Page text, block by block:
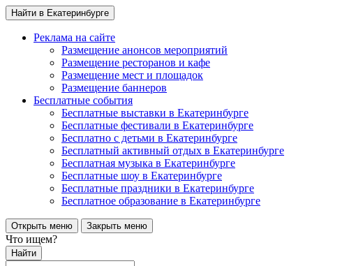
Найти в Екатеринбурге
Реклама на сайте
Размещение анонсов мероприятий
Размещение ресторанов и кафе
Размещение мест и площадок
Размещение баннеров
Бесплатные события
Бесплатные выставки в Екатеринбурге
Бесплатные фестивали в Екатеринбурге
Бесплатно с детьми в Екатеринбурге
Бесплатный активный отдых в Екатеринбурге
Бесплатная музыка в Екатеринбурге
Бесплатные шоу в Екатеринбурге
Бесплатные праздники в Екатеринбурге
Бесплатное образование в Екатеринбурге
Открыть меню Закрыть меню
Что ищем?
Найти